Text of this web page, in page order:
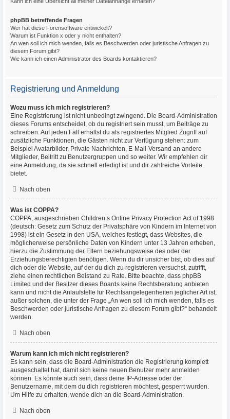
phpBB betreffende Fragen
Wer hat diese Forensoftware entwickelt?
Warum ist Funktion x oder y nicht enthalten?
An wen soll ich mich wenden, falls es Beschwerden oder juristische Anfragen zu
diesem Forum gibt?
Wie kann ich einen Administrator des Boards kontaktieren?
Registrierung und Anmeldung
Wozu muss ich mich registrieren?
Eine Registrierung ist nicht unbedingt zwingend. Die Board-Administration
dieses Forums entscheidet, ob du registriert sein musst, um Beiträge zu
schreiben. Auf jeden Fall erhältst du als registriertes Mitglied Zugriff auf
zusätzliche Funktionen, die Gästen nicht zur Verfügung stehen: zum
Beispiel Avatarbilder, Private Nachrichten, E-Mail-Versand an andere
Mitglieder, Beitritt zu Benutzergruppen und so weiter. Wir empfehlen dir
eine Anmeldung, da sie schnell erledigt ist und dir zahlreiche Vorteile
bietet.
Nach oben
Was ist COPPA?
COPPA, ausgeschrieben Children’s Online Privacy Protection Act of 1998
(deutsch: Gesetz zum Schutz der Privatsphäre von Kindern im Internet von
1998) ist ein Gesetz in den USA, welches festlegt, dass Websites, die
möglicherweise persönliche Daten von Kindern unter 13 Jahren erheben,
hierzu die Zustimmung der Eltern beziehungsweise des oder der
Erziehungsberechtigten benötigen. Wenn du dir unsicher bist, ob dies auf
dich oder die Website, auf der du dich zu registrieren versuchst, zutrifft,
ziehe einen rechtlichen Beistand zu Rate. Bitte beachte, dass phpBB
Limited und der Besitzer dieses Boards keine Rechtsberatung anbieten
kann und nicht die Anlaufstelle für Rechtsangelegenheiten jeglicher Art ist;
außer solchen, die unter der Frage „An wen soll ich mich wenden, falls es
Beschwerden oder juristische Anfragen zu diesem Forum gibt?“ behandelt
werden.
Nach oben
Warum kann ich mich nicht registrieren?
Es kann sein, dass die Board-Administration die Registrierung komplett
ausgeschaltet hat, damit sich keine neuen Benutzer mehr anmelden
können. Es könnte auch sein, dass deine IP-Adresse oder der
Benutzername, mit dem du dich registrieren möchtest, gesperrt wurden.
Um Hilfe zu erhalten, wende dich an die Board-Administration.
Nach oben